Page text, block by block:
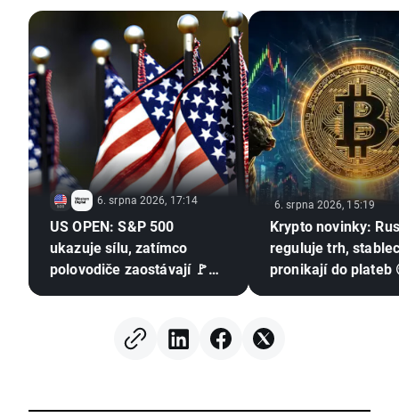
6. srpna 2026, 17:14
US OPEN: S&P 500
ukazuje sílu, zatímco
polovodiče zaostávají 🚩
6. srpna 2026, 15:19
Krypto novinky:
reguluje trh,
pronikají do plateb